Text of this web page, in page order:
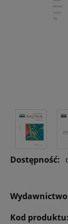
Dostępność:
Kod produktu: